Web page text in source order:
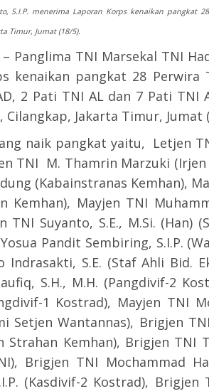
S.I.P. menerima Laporan Korps kenaikan pangkat
Timur, Jumat (18/5).
– Panglima TNI Marsekal TNI
kenaikan pangkat 28 Perwira
2 Pati TNI AL dan 7 Pati TNI
Jakarta Timur, Jumat
naik pangkat yaitu, Letjen
TNI M. Thamrin Marzuki (Irjen
(Kabainstranas Kemhan),
Kemhan), Mayjen TNI
TNI Suyanto, S.E., M.Si. (Han)
Pandit Sembiring, S.I.P.
Indrasakti, S.E. (Staf Ahli Bid.
S.H., M.H. (Pangdivif-2
1 Kostrad), Mayjen TNI
Setjen Wantannas), Brigjen
Kemhan), Brigjen TNI
Brigjen TNI Mochammad
(Kasdivif-2 Kostrad), Brigjen